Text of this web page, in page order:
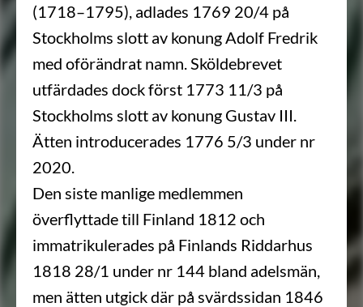
(1718–1795), adlades 1769 20/4 på
Stockholms slott av konung Adolf Fredrik
med oförändrat namn. Sköldebrevet
utfärdades dock först 1773 11/3 på
Stockholms slott av konung Gustav III.
Ätten introducerades 1776 5/3 under nr
2020.
Den siste manlige medlemmen
överflyttade till Finland 1812 och
immatrikulerades på Finlands Riddarhus
1818 28/1 under nr 144 bland adelsmän,
men ätten utgick där på svärdssidan 1846